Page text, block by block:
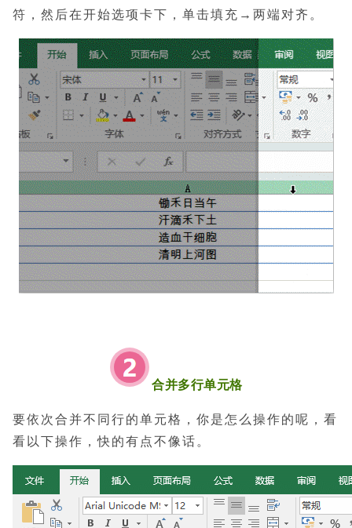
符，然后在开始选项卡下，单击填充→两端对齐。
合并多行单元格
要依次合并不同行的单元格，你是怎么操作的呢，看
看以下操作，快的有点不像话。